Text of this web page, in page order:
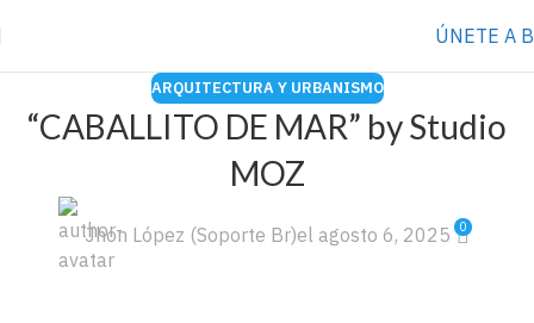
ÚNETE A
ARQUITECTURA Y URBANISMO
“CABALLITO DE MAR” by Studio
MOZ
Jhon López (Soporte Br)el agosto 6, 2025 0